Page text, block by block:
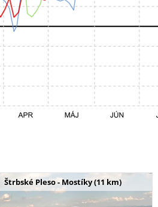
Štrbské Pleso - Mostíky (11 km)